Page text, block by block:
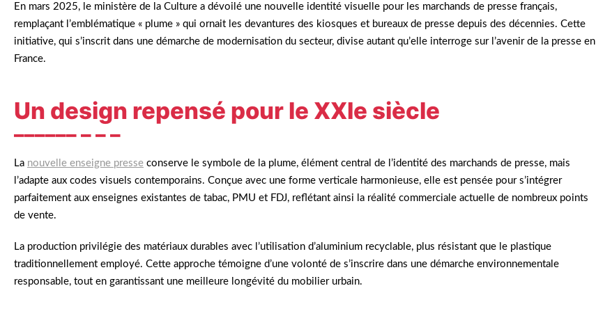
En mars 2025, le ministère de la Culture a dévoilé une nouvelle identité visuelle pour les marchands de presse français,
remplaçant l’emblématique « plume » qui ornait les devantures des kiosques et bureaux de presse depuis des décennies. Cette
initiative, qui s’inscrit dans une démarche de modernisation du secteur, divise autant qu’elle interroge sur l’avenir de la presse en
France.
Un design repensé pour le XXIe siècle
La nouvelle enseigne presse conserve le symbole de la plume, élément central de l’identité des marchands de presse, mais
l’adapte aux codes visuels contemporains. Conçue avec une forme verticale harmonieuse, elle est pensée pour s’intégrer
parfaitement aux enseignes existantes de tabac, PMU et FDJ, reflétant ainsi la réalité commerciale actuelle de nombreux points
de vente.
La production privilégie des matériaux durables avec l’utilisation d’aluminium recyclable, plus résistant que le plastique
traditionnellement employé. Cette approche témoigne d’une volonté de s’inscrire dans une démarche environnementale
responsable, tout en garantissant une meilleure longévité du mobilier urbain.